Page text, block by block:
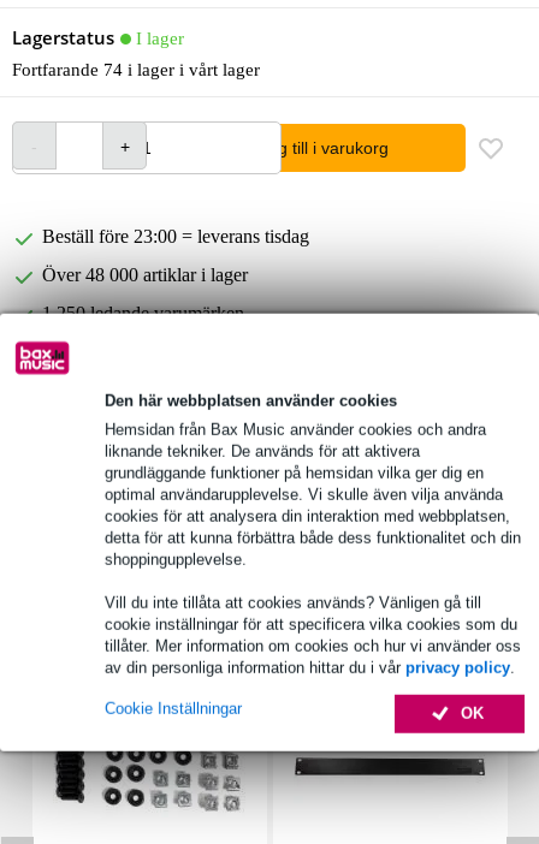
Den här webbplatsen använder cookies
Hemsidan från Bax Music använder cookies och andra
liknande tekniker. De används för att aktivera
grundläggande funktioner på hemsidan vilka ger dig en
optimal användarupplevelse. Vi skulle även vilja använda
cookies för att analysera din interaktion med webbplatsen,
detta för att kunna förbättra både dess funktionalitet och din
shoppingupplevelse.
Vill du inte tillåta att cookies används? Vänligen gå till
cookie inställningar för att specificera vilka cookies som du
tillåter. Mer information om cookies och hur vi använder oss
av din personliga information hittar du i vår privacy policy.
OK
Cookie Inställningar
Lagerstatus
I lager
Fortfarande 74 i lager i vårt lager
lägg till i varukorg
Beställ före 23:00 = leverans tisdag
Över 48 000 artiklar i lager
1 250 ledande varumärken
Produktinformation
Innox RP-2UDS-S låda med nyckel
yttermått: 48,26 x 27 x 8,89 cm (bredd x djup x höjd)
innermått: 41,5 x 24,5 x 6,7 cm (bredd x djup x höjd)
Fullständiga specifikationer
Tillbehör (7)